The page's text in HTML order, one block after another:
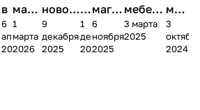
в
М
А
6
апреля
2026
мага
зина
в
1
марта
2026
новог
о
магаз
9
декабря
2025
к
а
н
1
декабря
2025
магаз
ина в
г.
6
ноября
2025
мебель
ного
салона
3 марта
2025
меб
ели
пер
3
2024